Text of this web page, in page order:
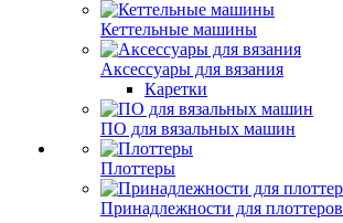
Кеттельные машины
Аксессуары для вязания
Каретки
ПО для вязальных машин
Плоттеры
Принадлежности для плоттеров